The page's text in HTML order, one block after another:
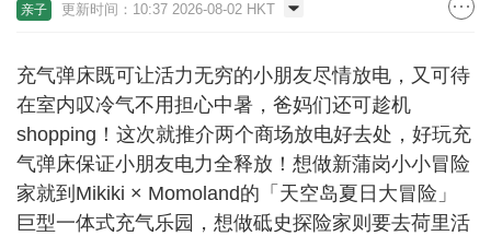
亲子 更新时间：10:37 2026-08-02 HKT
充气弹床既可让活力无穷的小朋友尽情放电，又可待
在室内叹冷气不用担心中暑，爸妈们还可趁机
shopping！这次就推介两个商场放电好去处，好玩充
气弹床保证小朋友电力全释放！想做新蒲岗小小冒险
家就到Mikiki × Momoland的「天空岛夏日大冒险」
巨型一体式充气乐园，想做砥史探险家则要去荷里活